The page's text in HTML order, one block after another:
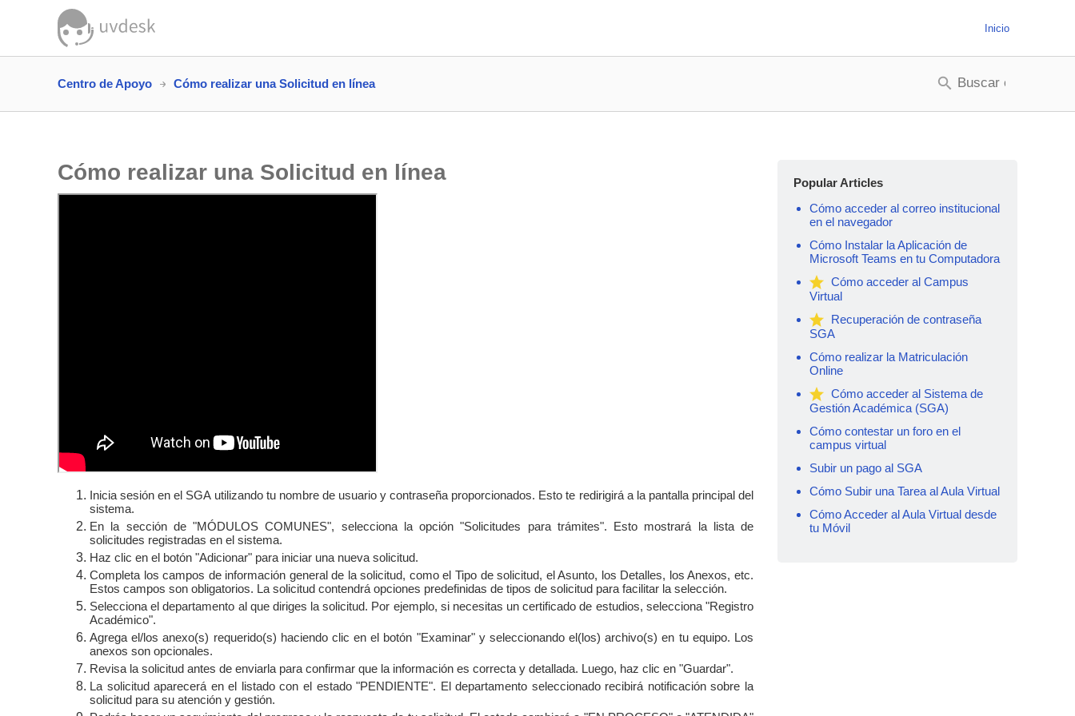
Inicio
Centro de Apoyo Cómo realizar una Solicitud en línea
Cómo realizar una Solicitud en línea
Inicia sesión en el SGA utilizando tu nombre de usuario y contraseña proporcionados. Esto te redirigirá a la pantalla principal del
sistema.
En la sección de "MÓDULOS COMUNES", selecciona la opción "Solicitudes para trámites". Esto mostrará la lista de
solicitudes registradas en el sistema.
Haz clic en el botón "Adicionar" para iniciar una nueva solicitud.
Completa los campos de información general de la solicitud, como el Tipo de solicitud, el Asunto, los Detalles, los Anexos, etc.
Estos campos son obligatorios. La solicitud contendrá opciones predefinidas de tipos de solicitud para facilitar la selección.
Selecciona el departamento al que diriges la solicitud. Por ejemplo, si necesitas un certificado de estudios, selecciona "Registro
Académico".
Agrega el/los anexo(s) requerido(s) haciendo clic en el botón "Examinar" y seleccionando el(los) archivo(s) en tu equipo. Los
anexos son opcionales.
Revisa la solicitud antes de enviarla para confirmar que la información es correcta y detallada. Luego, haz clic en "Guardar".
La solicitud aparecerá en el listado con el estado "PENDIENTE". El departamento seleccionado recibirá notificación sobre la
solicitud para su atención y gestión.
Popular Articles
Cómo acceder al correo institucional
en el navegador
Cómo Instalar la Aplicación de
Microsoft Teams en tu Computadora
Cómo acceder al Campus
Virtual
Recuperación de contraseña
SGA
Cómo realizar la Matriculación
Online
Cómo acceder al Sistema de
Gestión Académica (SGA)
Cómo contestar un foro en el
campus virtual
Subir un pago al SGA
Cómo Subir una Tarea al Aula Virtual
Cómo Acceder al Aula Virtual desde
tu Móvil